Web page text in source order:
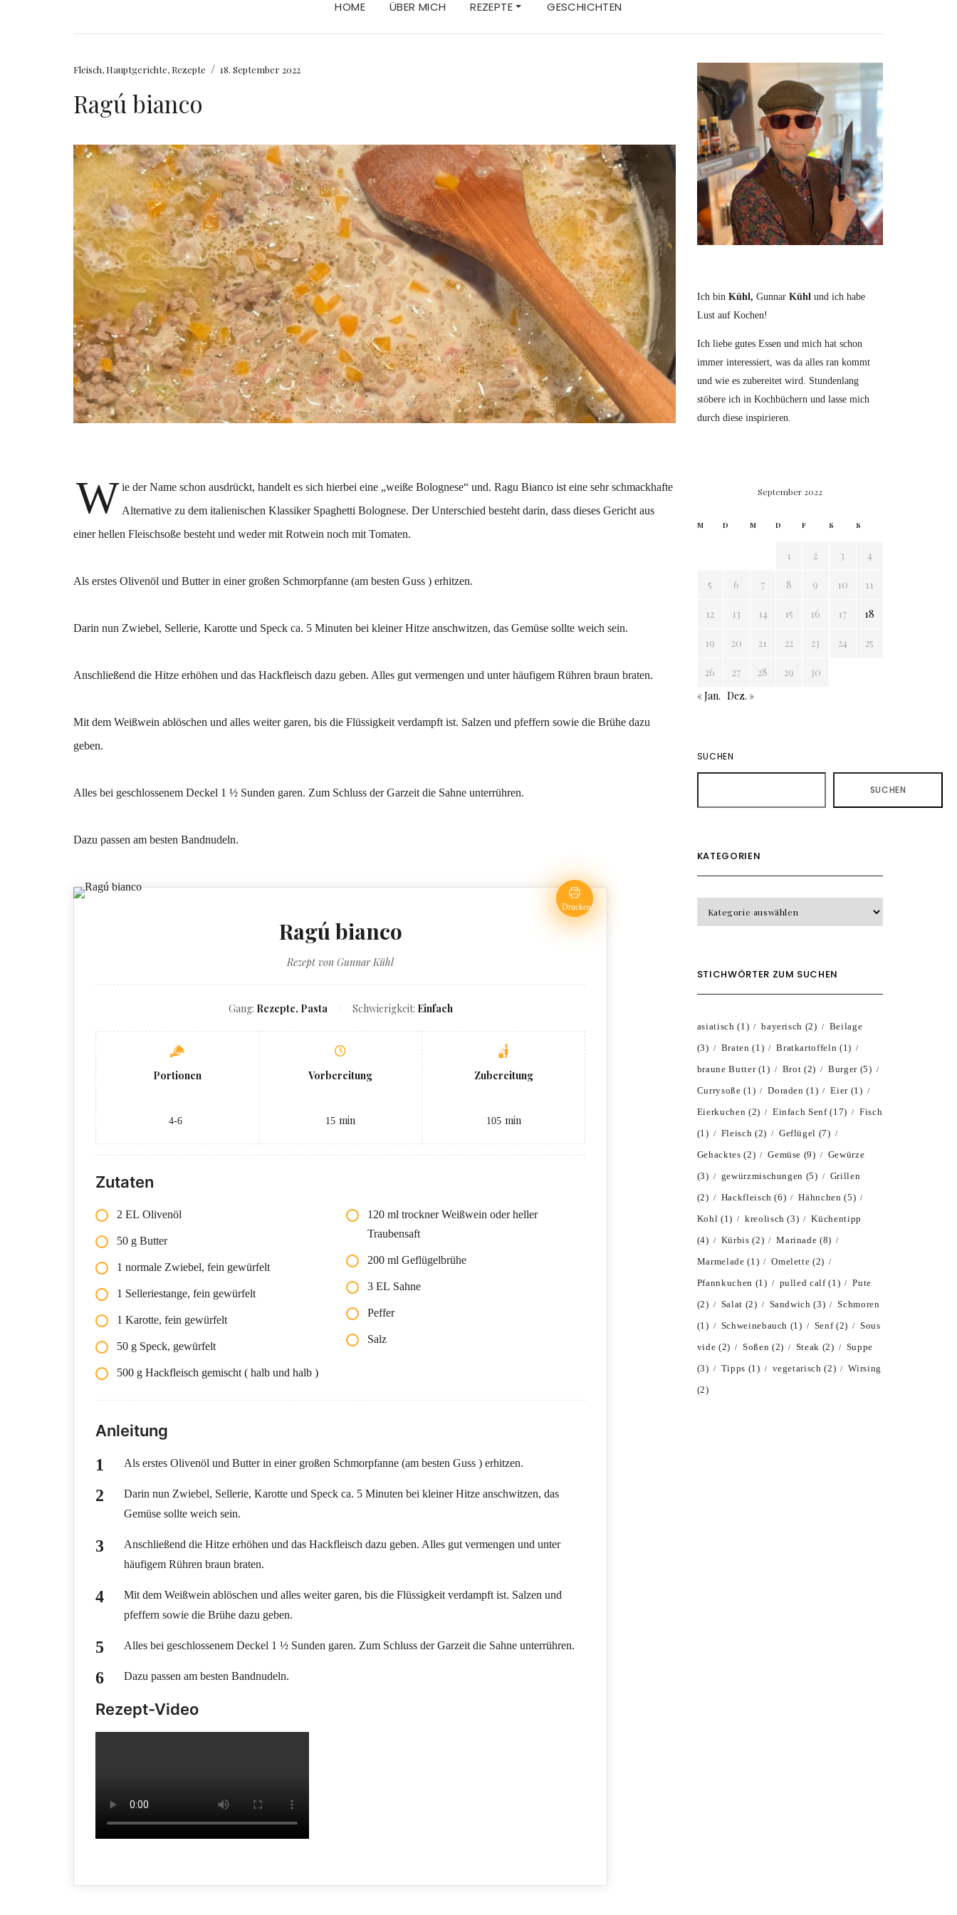
HOME ÜBER MICH REZEPTE GESCHICHTEN
Fleisch, Hauptgerichte, Rezepte / 18. September 2022
Ragú bianco
W ie der Name schon ausdrückt, handelt es sich hierbei eine „weiße Bolognese“ und. Ragu Bianco ist eine sehr schmackhafte
Alternative zu dem italienischen Klassiker Spaghetti Bolognese. Der Unterschied besteht darin, dass dieses Gericht aus
einer hellen Fleischsoße besteht und weder mit Rotwein noch mit Tomaten.
Als erstes Olivenöl und Butter in einer großen Schmorpfanne (am besten Guss ) erhitzen.
Darin nun Zwiebel, Sellerie, Karotte und Speck ca. 5 Minuten bei kleiner Hitze anschwitzen, das Gemüse sollte weich sein.
Anschließend die Hitze erhöhen und das Hackfleisch dazu geben. Alles gut vermengen und unter häufigem Rühren braun braten.
Mit dem Weißwein ablöschen und alles weiter garen, bis die Flüssigkeit verdampft ist. Salzen und pfeffern sowie die Brühe dazu
geben.
Alles bei geschlossenem Deckel 1 ½ Sunden garen. Zum Schluss der Garzeit die Sahne unterrühren.
Dazu passen am besten Bandnudeln.
Drucken
Ragú bianco
Rezept von Gunnar Kühl
Gang: Rezepte, Pasta Schwierigkeit: Einfach
Portionen
4-6
Vorbereitung
15 min
Zubereitung
105 min
Zutaten
2 EL Olivenöl
50 g Butter
1 normale Zwiebel, fein gewürfelt
1 Selleriestange, fein gewürfelt
1 Karotte, fein gewürfelt
50 g Speck, gewürfelt
500 g Hackfleisch gemischt ( halb und halb )
120 ml trockner Weißwein oder heller
Traubensaft
200 ml Geflügelbrühe
3 EL Sahne
Peffer
Salz
Anleitung
Als erstes Olivenöl und Butter in einer großen Schmorpfanne (am besten Guss ) erhitzen.
Darin nun Zwiebel, Sellerie, Karotte und Speck ca. 5 Minuten bei kleiner Hitze anschwitzen, das
Gemüse sollte weich sein.
Anschließend die Hitze erhöhen und das Hackfleisch dazu geben. Alles gut vermengen und unter
häufigem Rühren braun braten.
Mit dem Weißwein ablöschen und alles weiter garen, bis die Flüssigkeit verdampft ist. Salzen und
pfeffern sowie die Brühe dazu geben.
Alles bei geschlossenem Deckel 1 ½ Sunden garen. Zum Schluss der Garzeit die Sahne unterrühren.
Dazu passen am besten Bandnudeln.
Rezept-Video
Ich bin Kühl, Gunnar Kühl und ich habe
Lust auf Kochen!
Ich liebe gutes Essen und mich hat schon
immer interessiert, was da alles ran kommt
und wie es zubereitet wird. Stundenlang
stöbere ich in Kochbüchern und lasse mich
durch diese inspirieren.
September 2022
M D M D F S S
1 2 3 4
5 6 7 8 9 10 11
12 13 14 15 16 17 18
19 20 21 22 23 24 25
26 27 28 29
30
« Jan. Dez. »
SUCHEN
SUCHEN
KATEGORIEN
STICHWÖRTER ZUM SUCHEN
asiatisch (1) bayerisch (2)
Beilage
(3)
Braten (1) Bratkartoffeln (1)
braune Butter(1) Brot (2) Burger(5)
Currysoße (1) Doraden (1) Eier(1)
Eierkuchen (2) Einfach Senf(17)
Fisch
(1)
Fleisch (2) Geflügel (7)
Gehacktes (2) Gemüse (9)
Gewürze
(3)
gewürzmischungen (5)
Grillen
(2)
Hackfleisch (6) Hähnchen (5)
Kohl (1) kreolisch (3)
Küchentipp
(4)
Kürbis (2) Marinade (8)
Marmelade (1) Omelette (2)
Pfannkuchen (1) pulled calf(1)
Pute
(2)
Salat (2) Sandwich (3)
Schmoren
(1)
Schweinebauch (1) Senf(2)
Sous
vide (2) Soßen (2) Steak (2)
Suppe
(3)
Tipps (1) vegetarisch (2)
Wirsing
(2)